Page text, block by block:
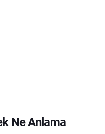
Ne Anlama